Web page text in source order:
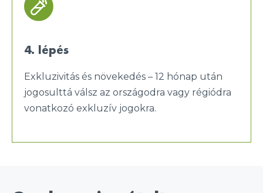
4. lépés
Exkluzivitás és növekedés – 12 hónap után
jogosulttá válsz az országodra vagy régiódra
vonatkozó exkluzív jogokra.